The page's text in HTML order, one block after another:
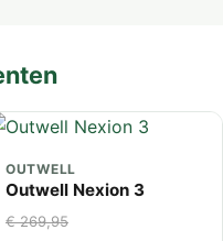
OUTWELL
Outwell Nexion 3
€ 269,95